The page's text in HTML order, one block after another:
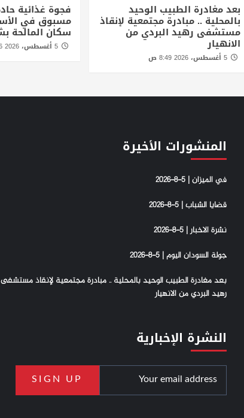
بعد مغادرة الطبيب الوحيد
بالمحلية .. مبادرة مجتمعية لإنقاذ
مستشفى رهيد البردي من
الانهيار
5 أغسطس، 2026 8:49 ص
فجوة غذائية
مسبوق في
سكان المالحة
المنشورات الأخيرة
في الميزان | 5-8-2026
قضايا الشباب | 5-8-2026
نشرة الاخبار | 5-8-2026
جولة السودان اليوم | 5-8-2026
بعد مغادرة الطبيب الوحيد بالمحلية .. مبادرة مجتمعية لإنقاذ مستشفى
رهيد البردي من الانهيار
النشرة الإخبارية